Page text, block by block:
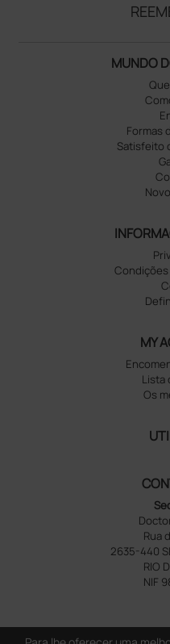
MUNDO
Formas
Satisfeito
MY
Lista
Os
Rua
2635-440
RIO
NIF